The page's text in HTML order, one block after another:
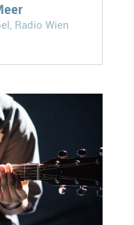
Radio Wien